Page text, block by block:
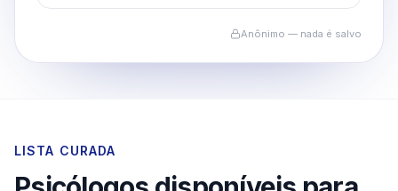
Anônimo — nada é salvo
LISTA CURADA